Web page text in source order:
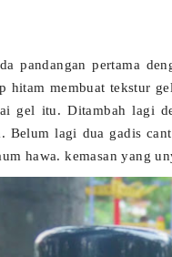
pandangan pertama
hitam membuat tekstur
gel itu. Ditambah lagi
Belum lagi dua gadis
hawa. kemasan yang